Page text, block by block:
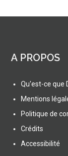
A PROPOS
Qu'est-ce que
Mentions
Politique de
Crédits
Accessibilité